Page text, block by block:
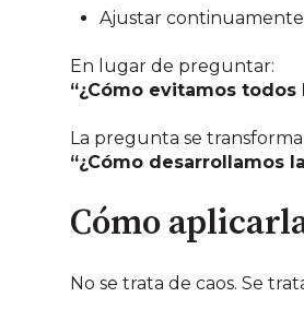
Ajustar
En lugar de preguntar:
“¿Cómo evitamos todos
La pregunta se
“¿Cómo desarrollamos
Cómo
No se trata de caos. Se